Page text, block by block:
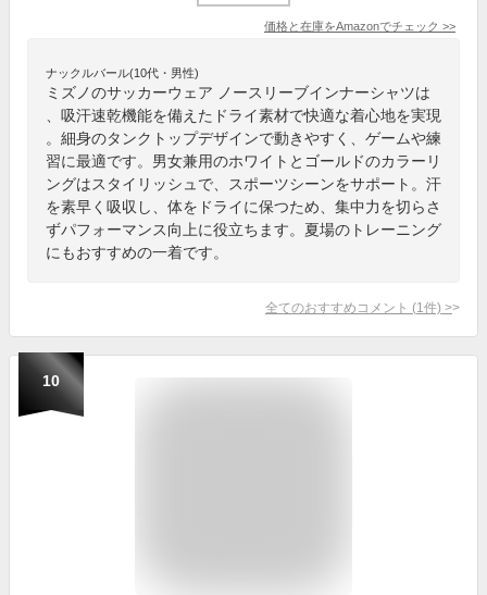
価格と在庫をAmazonでチェック >>
ナックルバール(10代・男性)
ミズノのサッカーウェア ノースリーブインナーシャツは
、吸汗速乾機能を備えたドライ素材で快適な着心地を実現
。細身のタンクトップデザインで動きやすく、ゲームや練
習に最適です。男女兼用のホワイトとゴールドのカラーリ
ングはスタイリッシュで、スポーツシーンをサポート。汗
を素早く吸収し、体をドライに保つため、集中力を切らさ
ずパフォーマンス向上に役立ちます。夏場のトレーニング
にもおすすめの一着です。
全てのおすすめコメント (1 件) >
10